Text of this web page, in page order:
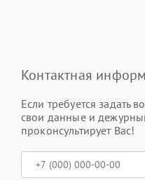
Контактная
Если требуется задать
свои данные и
проконсультирует Вас!